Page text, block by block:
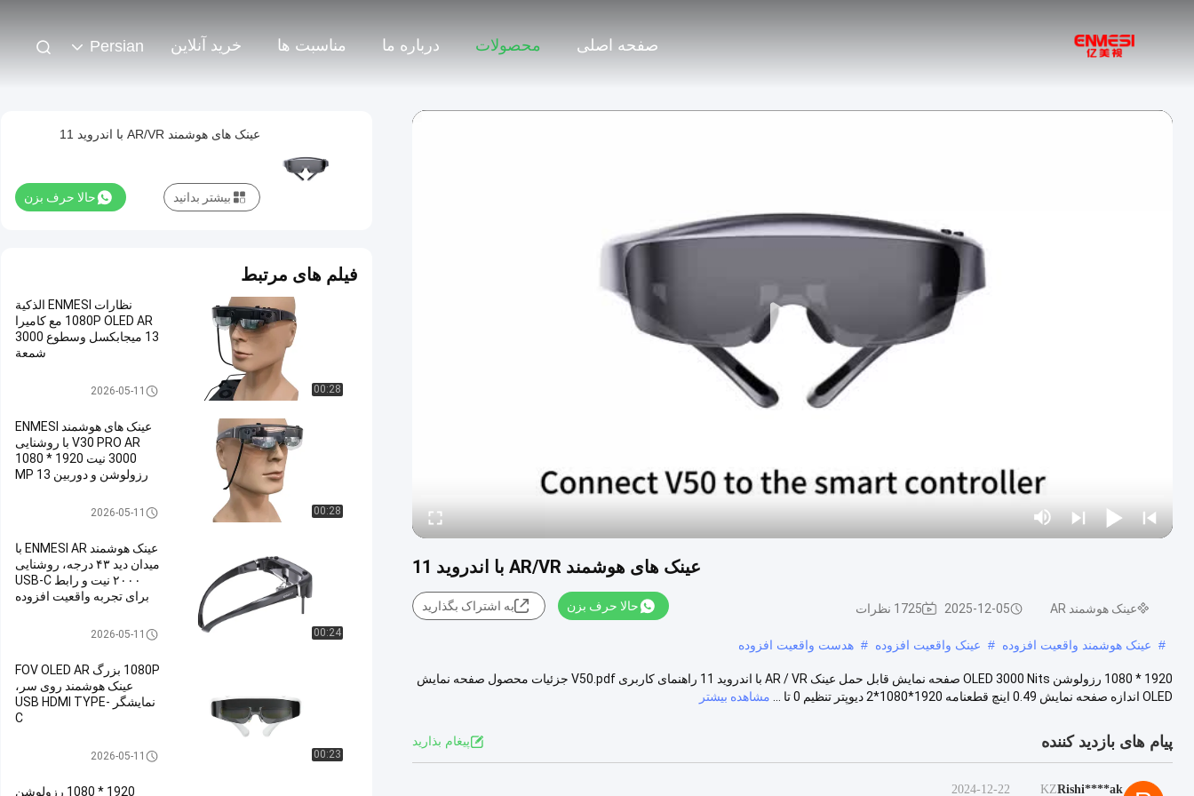
صفحه اصلی محصولات درباره ما مناسبت ها خرید آنلاین Persian
عینک های هوشمند AR/VR با اندروید 11
عینک هوشمند AR 2025-12-05 1725 نظرات حالا حرف بزن به اشتراک بگذارید
# عینک هوشمند واقعیت افزوده # عینک واقعیت افزوده # هدست واقعیت افزوده
1920 * 1080 رزولوشن OLED 3000 Nits صفحه نمایش قابل حمل عینک AR / VR با اندروید 11 راهنمای کاربری V50.pdf جزئیات محصول صفحه نمایش
OLED اندازه صفحه نمایش 0.49 اينچ قطعنامه 1920*1080*2 دیوپتر تنظیم 0 تا ...
مشاهده بیشتر
پیام های بازدید کننده پيغام بذاريد
Rishi****ak
KZ
2024-12-22
عینک های هوشمند AR/VR با اندروید 11
حالا حرف بزن بیشتر بدانید
فیلم های مرتبط
00:28
نظارات ENMESI الذكية
1080P OLED AR مع كاميرا
13 ميجابكسل وسطوع 3000
شمعة
عینک هوشمند AR2026-05-11
00:28
عینک های هوشمند ENMESI
V30 PRO AR با روشنایی
3000 نیت 1920 * 1080
رزولوشن و دوربین 13 MP
عینک هوشمند AR2026-05-11
00:24
عینک هوشمند ENMESI AR با
میدان دید ۴۳ درجه، روشنایی
۲۰۰۰ نیت و رابط USB-C
برای تجربه واقعیت افزوده
عینک هوشمند AR2026-05-11
00:23
1080P بزرگ FOV OLED AR
عینک هوشمند روی سر،
نمایشگر USB HDMI TYPE-
C
عینک هوشمند AR2026-05-11
1920 * 1080 رزولوشن